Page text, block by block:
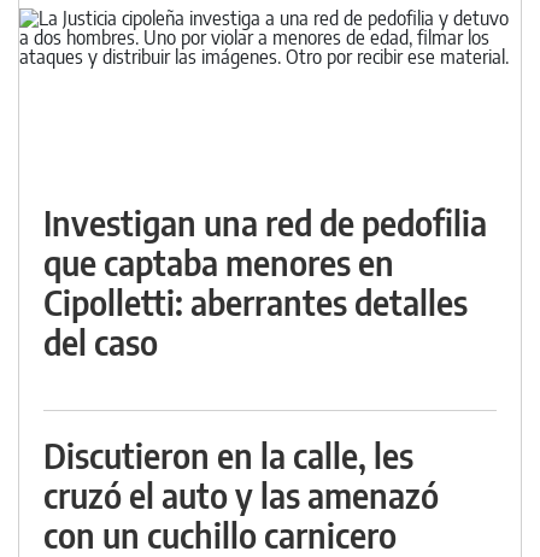
Investigan una red de pedofilia
que captaba menores en
Cipolletti: aberrantes detalles
del caso
Discutieron en la calle, les
cruzó el auto y las amenazó
con un cuchillo carnicero